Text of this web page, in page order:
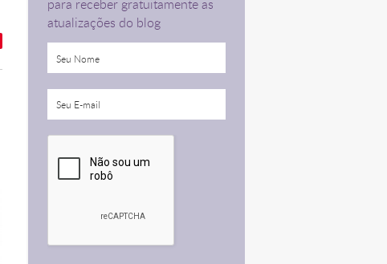
para receber gratuitamente as
atualizações do blog